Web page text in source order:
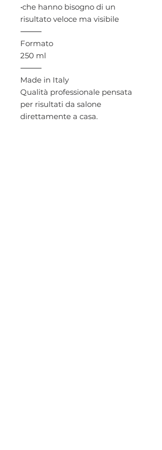
•che hanno bisogno di un
risultato veloce ma visibile
⸻
Formato
250 ml
⸻
Made in Italy
Qualità professionale pensata
per risultati da salone
direttamente a casa.